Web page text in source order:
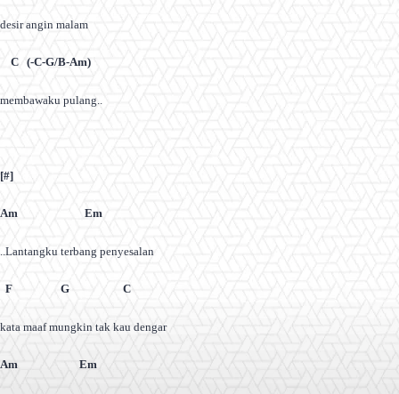
desir angin malam
C (-C-G/B-Am)
membawaku pulang..
[#]
Am Em
..Lantangku terbang penyesalan
F G C
kata maaf mungkin tak kau dengar
Am Em